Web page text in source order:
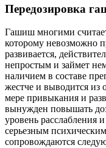
Передозировка
Гашиш многими
которому невозможно
развивается,
непростым и займет
наличием в составе
жестче и выводится из
мере привыкания и
вынужден повышать
уровень расслабления
серьезным
сопровождаются